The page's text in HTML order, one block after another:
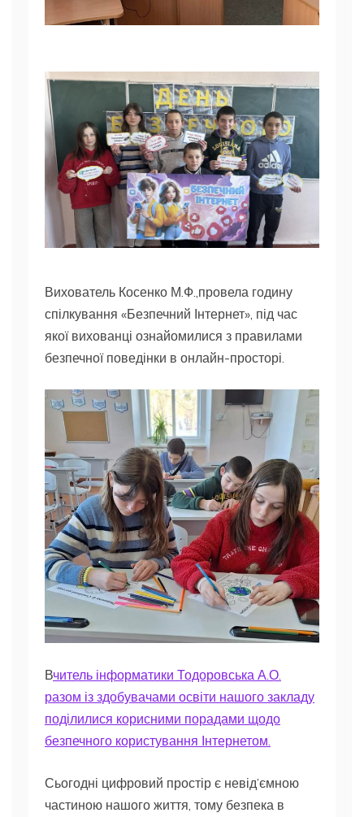
Вихователь Косенко М.Ф.,провела годину
спілкування «Безпечний Інтернет», під час
якої вихованці ознайомилися з правилами
безпечної поведінки в онлайн-просторі.
Вчитель інформатики Тодоровська А.О.
разом із здобувачами освіти нашого закладу
поділилися корисними порадами щодо
безпечного користування Інтернетом.
Сьогодні цифровий простір є невід’ємною
частиною нашого життя, тому безпека в